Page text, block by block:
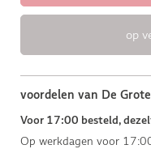
op
voordelen van De
Voor 17:00 besteld,
Op werkdagen voor